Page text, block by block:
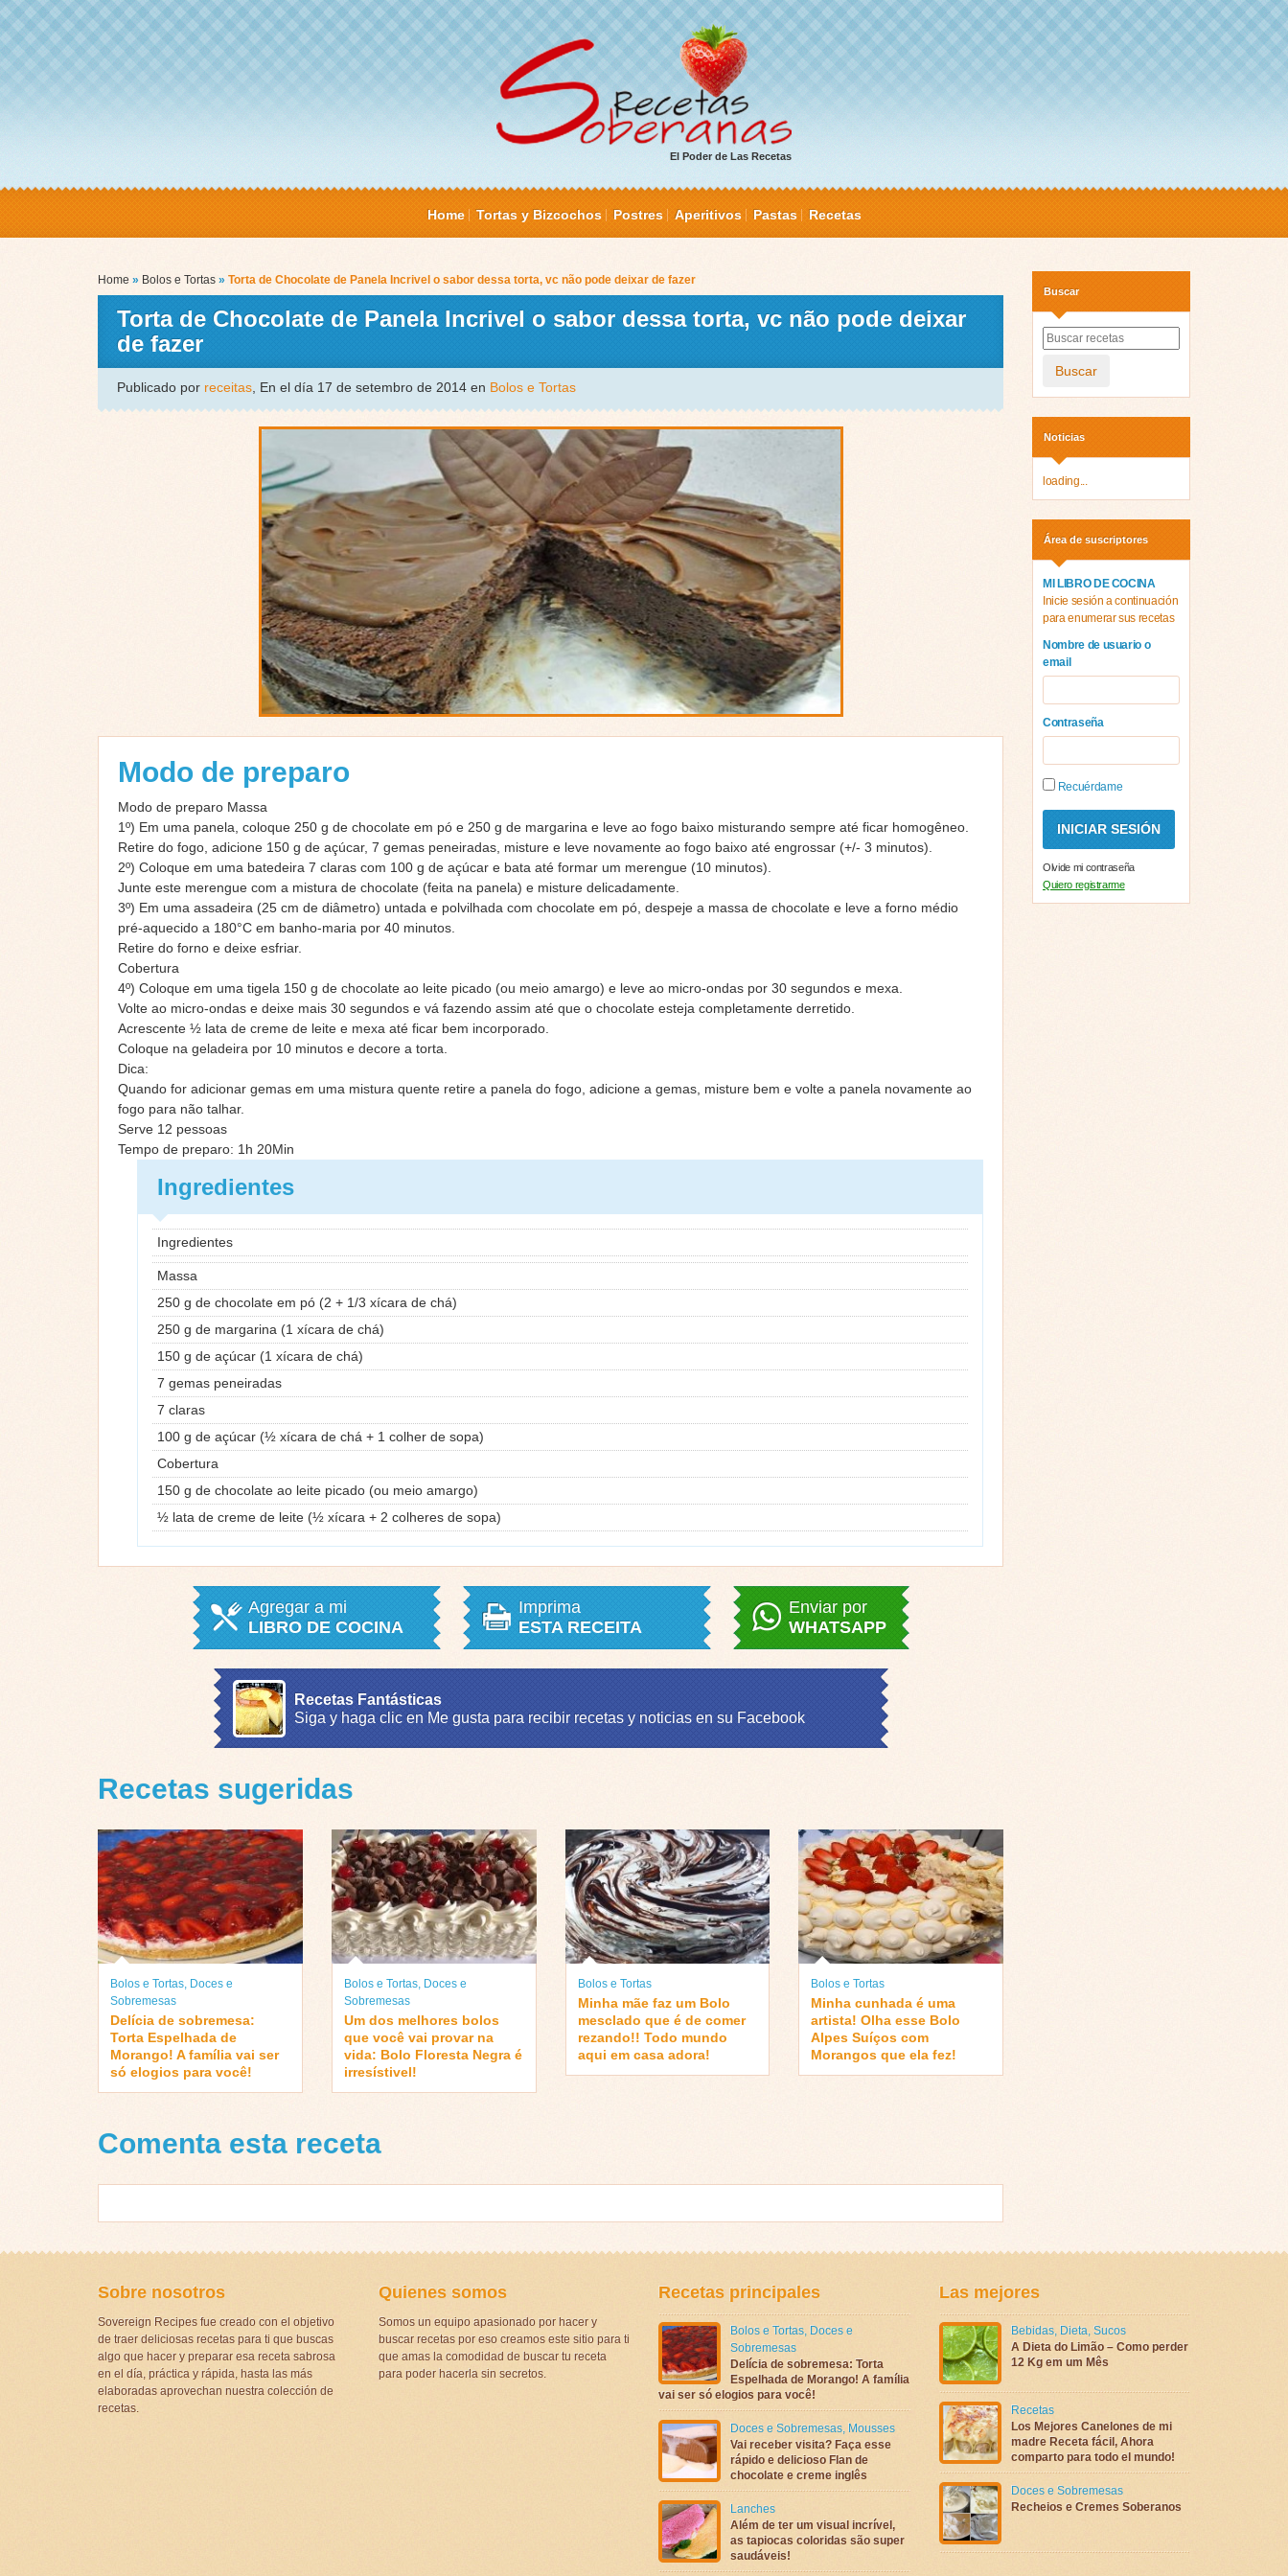
El Poder de Las Recetas
Home Tortas y Bizcochos Postres Aperitivos Pastas Recetas
Home » Bolos e Tortas » Torta de Chocolate de Panela Incrivel o sabor dessa torta, vc não pode deixar de fazer
Torta de Chocolate de Panela Incrivel o sabor dessa torta, vc não pode deixar
de fazer
Publicado por receitas , En el día 17 de setembro de 2014 en Bolos e Tortas
Modo de preparo
Modo de preparo Massa
1º) Em uma panela, coloque 250 g de chocolate em pó e 250 g de margarina e leve ao fogo baixo misturando sempre até ficar homogêneo.
Retire do fogo, adicione 150 g de açúcar, 7 gemas peneiradas, misture e leve novamente ao fogo baixo até engrossar (+/- 3 minutos).
2º) Coloque em uma batedeira 7 claras com 100 g de açúcar e bata até formar um merengue (10 minutos).
Junte este merengue com a mistura de chocolate (feita na panela) e misture delicadamente.
3º) Em uma assadeira (25 cm de diâmetro) untada e polvilhada com chocolate em pó, despeje a massa de chocolate e leve a forno médio
pré-aquecido a 180°C em banho-maria por 40 minutos.
Retire do forno e deixe esfriar.
Cobertura
4º) Coloque em uma tigela 150 g de chocolate ao leite picado (ou meio amargo) e leve ao micro-ondas por 30 segundos e mexa.
Volte ao micro-ondas e deixe mais 30 segundos e vá fazendo assim até que o chocolate esteja completamente derretido.
Acrescente ½ lata de creme de leite e mexa até ficar bem incorporado.
Coloque na geladeira por 10 minutos e decore a torta.
Dica:
Quando for adicionar gemas em uma mistura quente retire a panela do fogo, adicione a gemas, misture bem e volte a panela novamente ao
fogo para não talhar.
Serve 12 pessoas
Tempo de preparo: 1h 20Min
Ingredientes
Ingredientes
Massa
250 g de chocolate em pó (2 + 1/3 xícara de chá)
250 g de margarina (1 xícara de chá)
150 g de açúcar (1 xícara de chá)
7 gemas peneiradas
7 claras
100 g de açúcar (½ xícara de chá + 1 colher de sopa)
Cobertura
150 g de chocolate ao leite picado (ou meio amargo)
½ lata de creme de leite (½ xícara + 2 colheres de sopa)
Agregar a mi
LIBRO DE COCINA
Imprima
ESTA RECEITA
Enviar por
WHATSAPP
Recetas Fantásticas
Siga y haga clic en Me gusta para recibir recetas y noticias en su Facebook
Recetas sugeridas
Bolos e Tortas Doces e
Sobremesas
Delícia de sobremesa:
Torta Espelhada de
Morango! A família vai ser
só elogios para você!
Bolos e Tortas, Doces e
Sobremesas
Um dos melhores bolos
que você vai provar na
vida: Bolo Floresta Negra é
irresístivel!
Bolos e Tortas
Minha mãe faz um Bolo
mesclado que é de comer
rezando!! Todo mundo
aqui em casa adora!
Bolos e Tortas
Minha cunhada é uma
artista! Olha esse Bolo
Alpes Suíços com
Morangos que ela fez!
Comenta esta receta
Buscar
Buscar
Noticias
loading...
Área de suscriptores
MI LIBRO DE COCINA
Inicie sesión a continuación
para enumerar sus recetas
Nombre de usuario o
email
Contraseña
Recuérdame
Olvide mi contraseña
Quiero registrarme
Sobre nosotros
Sovereign Recipes fue creado con el objetivo
de traer deliciosas recetas para ti que buscas
algo que hacer y preparar esa receta sabrosa
en el día, práctica y rápida, hasta las más
elaboradas aprovechan nuestra colección de
recetas.
Quienes somos
Somos un equipo apasionado por hacer y
buscar recetas por eso creamos este sitio para ti
que amas la comodidad de buscar tu receta
para poder hacerla sin secretos.
Recetas principales
Bolos e Tortas, Doces e
Sobremesas
Delícia de sobremesa: Torta
Espelhada de Morango! A família
vai ser só elogios para você!
Doces e Sobremesas, Mousses
Vai receber visita? Faça esse
rápido e delicioso Flan de
chocolate e creme inglês
Lanches
Além de ter um visual incrível,
as tapiocas coloridas são super
saudáveis!
Las mejores
Bebidas, Dieta, Sucos
A Dieta do Limão – Como perder
12 Kg em um Mês
Recetas
Los Mejores Canelones de mi
madre Receta fácil, Ahora
comparto para todo el mundo!
Doces e Sobremesas
Recheios e Cremes Soberanos